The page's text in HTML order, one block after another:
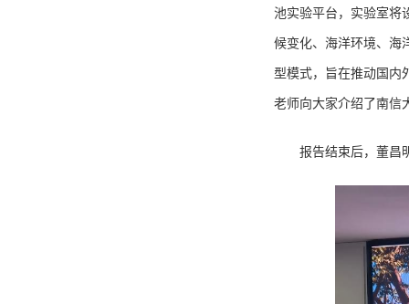
池实验平台，实验室将
候变化、海洋环境、海
型模式，旨在推动国内
老师向大家介绍了南信
报告结束后，董昌